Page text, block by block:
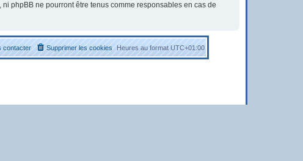
phpBB ne pourront être tenus comme responsables en cas de
Heures au formatUTC+01:00
Supprimer les cookies
contacter